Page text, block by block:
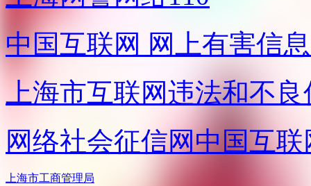
中国互联网 网上有害信
上海市互联网违法和不
网络社会征信网中国互
上海市工商管理局